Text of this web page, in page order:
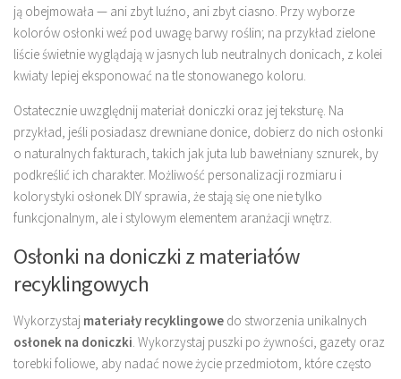
ją obejmowała — ani zbyt luźno, ani zbyt ciasno. Przy wyborze
kolorów osłonki weź pod uwagę barwy roślin; na przykład zielone
liście świetnie wyglądają w jasnych lub neutralnych donicach, z kolei
kwiaty lepiej eksponować na tle stonowanego koloru.
Ostatecznie uwzględnij materiał doniczki oraz jej teksturę. Na
przykład, jeśli posiadasz drewniane donice, dobierz do nich osłonki
o naturalnych fakturach, takich jak juta lub bawełniany sznurek, by
podkreślić ich charakter. Możliwość personalizacji rozmiaru i
kolorystyki osłonek DIY sprawia, że stają się one nie tylko
funkcjonalnym, ale i stylowym elementem aranżacji wnętrz.
Osłonki na doniczki z materiałów
recyklingowych
Wykorzystaj materiały recyklingowe do stworzenia unikalnych
osłonek na doniczki. Wykorzystaj puszki po żywności, gazety oraz
torebki foliowe, aby nadać nowe życie przedmiotom, które często